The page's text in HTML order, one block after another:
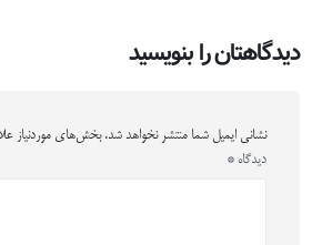
دیدگاهتان را بنویسید
نشانی ایمیل شما منتشر نخواهد شد. بخش‌های موردنیاز
دیدگاه *